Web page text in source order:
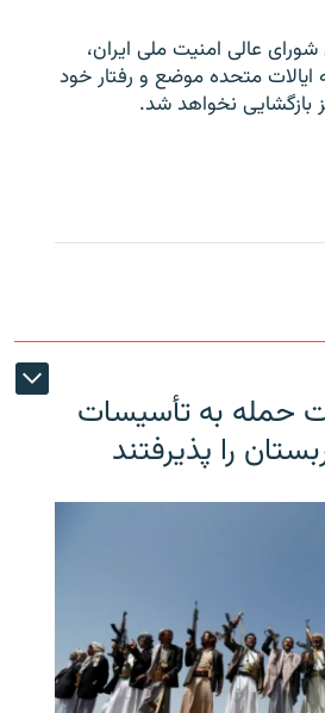
عالی امنیت ملی ایران،
متحده موضع و رفتار خود
بازگشایی نخواهد شد.
حمله به تأسیسات
را پذیرفتند